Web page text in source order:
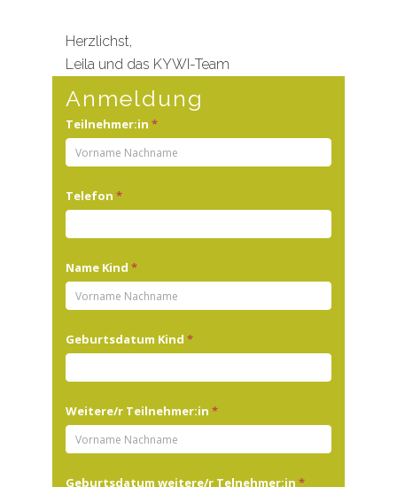
Herzlichst,
Leila und das KYWI-Team
Anmeldung
Anmeldung
Familienworkshop
Teilnehmer:in *
Telefon *
Name Kind *
Geburtsdatum Kind *
Weitere/r Teilnehmer:in *
Geburtsdatum weitere/r Telnehmer:in *